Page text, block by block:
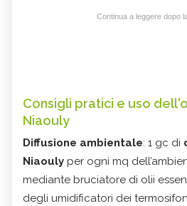
Continua a leggere dopo
Consigli pratici e uso
Niaouly
Diffusione ambientale: 1 gc di
Niaouly per ogni mq
mediante bruciatore di olii
degli umidificatori dei